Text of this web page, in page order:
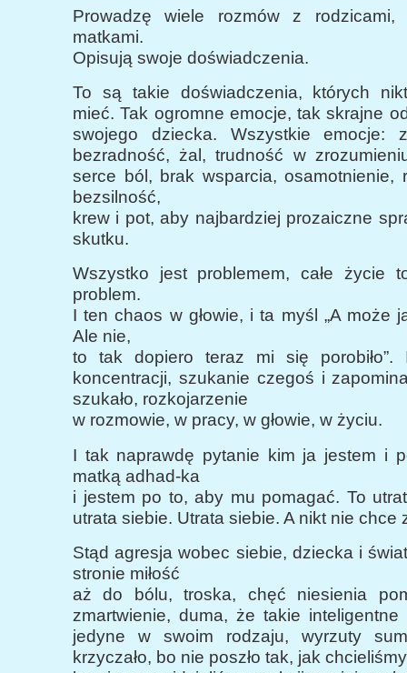
Prowadzę wiele rozmów z rodzicami,
matkami.
Opisują swoje doświadczenia.
To są takie doświadczenia, których
mieć. Tak ogromne emocje, tak skrajne
swojego dziecka. Wszystkie emocje:
bezradność, żal, trudność w
serce ból, brak wsparcia, osamotnienie,
bezsilność,
krew i pot, aby najbardziej prozaiczne
skutku.
Wszystko jest problemem, całe życie
problem.
I ten chaos w głowie, i ta myśl „A może
Ale nie,
to tak dopiero teraz mi się porobiło”.
koncentracji, szukanie czegoś i
szukało, rozkojarzenie
w rozmowie, w pracy, w głowie, w życiu.
I tak naprawdę pytanie kim ja jestem i
matką adhad-ka
i jestem po to, aby mu pomagać. To
utrata siebie. Utrata siebie. A nikt nie chce
Stąd agresja wobec siebie, dziecka i
stronie miłość
aż do bólu, troska, chęć niesienia
zmartwienie, duma, że takie
jedyne w swoim rodzaju, wyrzuty
krzyczało, bo nie poszło tak, jak